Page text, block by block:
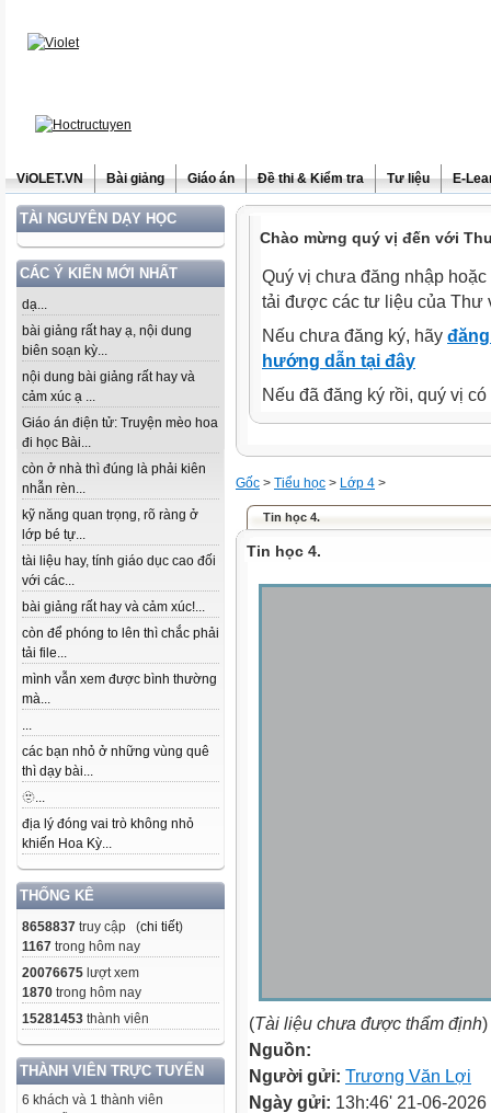
ViOLET.VN Bài giảng Giáo án Đề thi & Kiểm tra Tư liệu E-
TÀI NGUYÊN DẠY HỌC
CÁC Ý KIẾN MỚI NHẤT
dạ...
bài giảng rất hay ạ, nội dung
biên soạn kỳ...
nội dung bài giảng rất hay và
cảm xúc ạ ...
Giáo án điện tử: Truyện mèo hoa
đi học Bài...
còn ở nhà thì đúng là phải kiên
nhẫn rèn...
kỹ năng quan trọng, rõ ràng ở
lớp bé tự...
tài liệu hay, tính giáo dục cao đối
với các...
bài giảng rất hay và cảm xúc!...
còn để phóng to lên thì chắc phải
tải file...
mình vẫn xem được bình thường
mà...
...
các bạn nhỏ ở những vùng quê
thì dạy bài...
🫥...
địa lý đóng vai trò không nhỏ
khiến Hoa Kỳ...
THỐNG KÊ
8658837 truy cập (chi tiết)
1167 trong hôm nay
20076675 lượt xem
1870 trong hôm nay
15281453 thành viên
THÀNH VIÊN TRỰC TUYẾN
6 khách và 1 thành viên
Chào mừng quý vị đến với
Quý vị chưa đăng nhập
tải được các tư liệu của Thư
Nếu chưa đăng ký, hãy
hướng dẫn tại đây
Nếu đã đăng ký rồi, quý vị
Gốc > Tiểu học > Lớp 4 >
Tin học 4.
Tin học 4.
(Tài liệu chưa được thẩm định)
Nguồn:
Người gửi: Trương Văn Lợi
Ngày gửi: 13h:46' 21-06-2026